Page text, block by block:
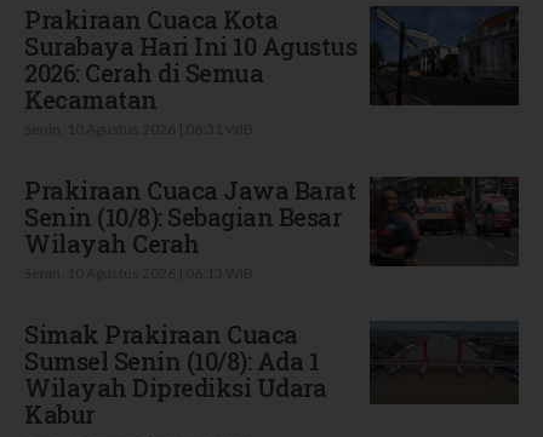
Prakiraan Cuaca Kota
Surabaya Hari Ini 10 Agustus
2026: Cerah di Semua
Kecamatan
Prakiraan Cuaca Jawa Barat
Senin (10/8): Sebagian Besar
Wilayah Cerah
Simak Prakiraan Cuaca
Sumsel Senin (10/8): Ada 1
Wilayah Diprediksi Udara
Kabur